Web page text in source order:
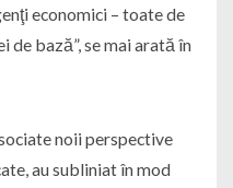
economici – toate de
de bază”, se mai arată în
noii perspective
au subliniat în mod